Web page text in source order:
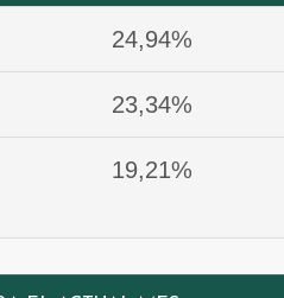
24,94%
23,34%
19,21%